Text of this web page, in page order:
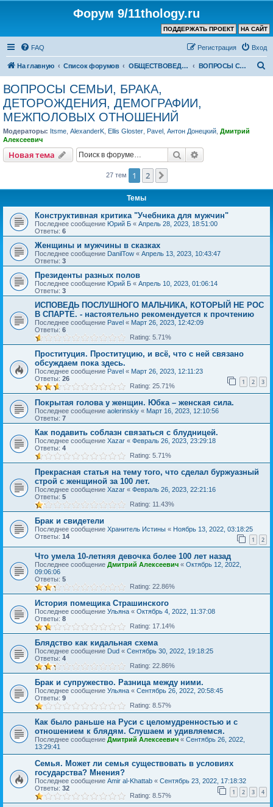
Форум 9/11thology.ru
НА САЙТ
ПОДДЕРЖАТЬ ПРОЕКТ
FAQ Вход
Регистрация
На главную Список форумов ОБЩЕСТВОВЕДЕНИЕ и РЕЛИГИЯ ВОПРОСЫ СЕМЬИ, БРАКА, ДЕТОРОЖДЕНИЯ, ДЕМОГРАФИИ, МЕЖПОЛОВЫХ ОТНОШЕНИЙ
ВОПРОСЫ СЕМЬИ, БРАКА,
ДЕТОРОЖДЕНИЯ, ДЕМОГРАФИИ,
МЕЖПОЛОВЫХ ОТНОШЕНИЙ
Модераторы: Itsme AlexanderK Ellis Gloster Pavel Антон Донецкий Дмитрий
Алексеевич
Новая тема Поиск
27 тем 1 2
Темы
Конструктивная критика "Учебника для мужчин"
Последнее сообщение Юрий Б « Апрель 28, 2023, 18:51:00
Ответы: 6
Женщины и мужчины в сказках
Последнее сообщение DanilTow « Апрель 13, 2023, 10:43:47
Ответы: 3
Президенты разных полов
Последнее сообщение Юрий Б « Апрель 10, 2023, 01:06:14
Ответы: 3
ИСПОВЕДЬ ПОСЛУШНОГО МАЛЬЧИКА, КОТОРЫЙ НЕ РОС
В СПАРТЕ. - настоятельно рекомендуется к прочтению
Последнее сообщение Pavel « Март 26, 2023, 12:42:09
Ответы: 6
Rating: 5.71%
Проституция. Проституцию, и всё, что с ней связано
обсуждаем пока здесь.
Последнее сообщение Pavel « Март 26, 2023, 12:11:23
Ответы: 26 1 2 3
Rating: 25.71%
Покрытая голова у женщин. Юбка – женская сила.
Последнее сообщение aolerinskiy « Март 16, 2023, 12:10:56
Ответы: 7
Как подавить соблазн связаться с блудницей.
Последнее сообщение Xazar « Февраль 26, 2023, 23:29:18
Ответы: 4
Rating: 5.71%
Прекрасная статья на тему того, что сделал буржуазный
строй с женщиной за 100 лет.
Последнее сообщение Xazar « Февраль 26, 2023, 22:21:16
Ответы: 5
Rating: 11.43%
Брак и свидетели
Последнее сообщение Хранитель Истины « Ноябрь 13, 2022, 03:18:25
Ответы: 14 1 2
Что умела 10-летняя девочка более 100 лет назад
Последнее сообщение Дмитрий Алексеевич « Октябрь 12, 2022,
09:06:06
Ответы: 5
Rating: 22.86%
История помещика Страшинского
Последнее сообщение Ульяна « Октябрь 4, 2022, 11:37:08
Ответы: 8
Rating: 17.14%
Блядство как кидальная схема
Последнее сообщение Dud « Сентябрь 30, 2022, 19:18:25
Ответы: 4
Rating: 22.86%
Брак и супружество. Разница между ними.
Последнее сообщение Ульяна « Сентябрь 26, 2022, 20:58:45
Ответы: 9
Rating: 8.57%
Как было раньше на Руси с целомудренностью и с
отношением к блядям. Слушаем и удивляемся.
Последнее сообщение Дмитрий Алексеевич « Сентябрь 26, 2022,
13:29:41
Семья. Может ли семья существовать в условиях
государства? Мнения?
Последнее сообщение Amir al-Khattab « Сентябрь 23, 2022, 17:18:32
Ответы: 32 1 2 3 4
Rating: 8.57%